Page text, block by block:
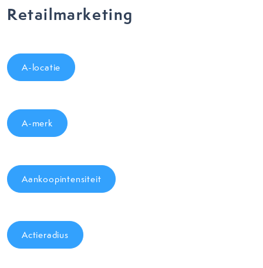
Retailmarketing
A-locatie
A-merk
Aankoopintensiteit
Actieradius